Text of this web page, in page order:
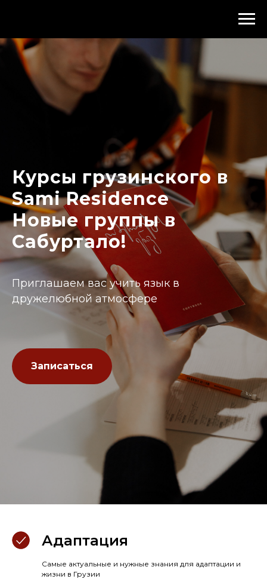
Курсы грузинского в
Sami Residence
Новые группы в
Сабуртало!
Приглашаем вас учить язык в
дружелюбной атмосфере
Записаться
Адаптация
Самые актуальные и нужные знания для адаптации и
жизни в Грузии